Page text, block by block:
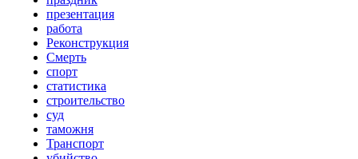
презентация
работа
Реконструкция
Смерть
спорт
статистика
строительство
суд
таможня
Транспорт